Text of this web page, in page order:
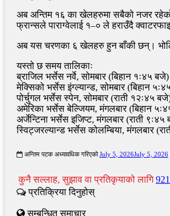
अब अन्तिम १६ का खेलहरुमा सबैको नजर
फ्रान्सले पाराग्वेलाई १–० ले हराउँदै
अब यस चरणका ६ खेलहरु हुन बाँकी छन्। भोलि
यस्तो छ समय तालिकाः
ब्राजिल भर्सेस नर्वे, सोमबार (बिहान १ः४५ बजे)
मेक्सिको भर्सेस इंग्ल्यान्ड, सोमबार (बिहान
पोर्चुगल भर्सेस स्पेन, सोमबार (राती १२ः४५
अमेरिका भर्सेस बेल्जियम, मंगलबार (बिहान
अर्जेन्टिना भर्सेस इजिप्ट, मंगलबार (राती ९ः४५
स्विट्जरल्यान्ड भर्सेस कोलम्बिया, मंगलबार
अन्तिम पटक अध्यावधिक गरिएको July 5, 2026July 5, 2026
कुनै सल्लाह, सुझाव वा प्रतिकृयाको लागि
प्रतिक्रिया दिनुहोस्
सम्बन्धित समाचार